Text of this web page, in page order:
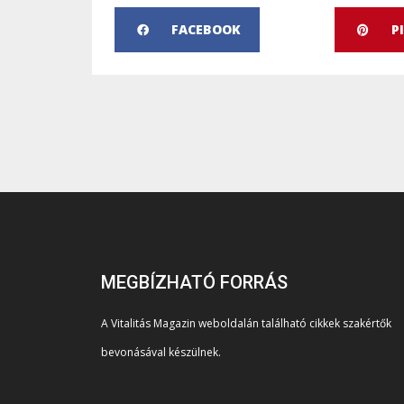
FACEBOOK
MEGBÍZHATÓ FORRÁS
A Vitalitás Magazin weboldalán található cikkek szakértők
bevonásával készülnek.